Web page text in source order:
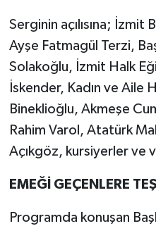
Serginin açılısına;
Ayşe Fatmagül Terzi,
Solakoğlu, İzmit Halk
İskender, Kadın ve Aile
Bineklioğlu, Akmeşe
Rahim Varol, Atatürk
Açıkgöz, kursiyerler ve
EMEĞİ GEÇENLERE
Programda konuşan